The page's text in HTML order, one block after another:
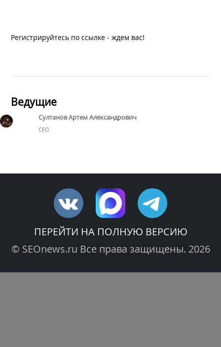
Регистрируйтесь по ссылке - ждем вас!
Ведущие
Султанов Артем Александрович
CEO
ПЕРЕЙТИ НА ПОЛНУЮ ВЕРСИЮ
© SEOnews.ru Все права защищены. 2026